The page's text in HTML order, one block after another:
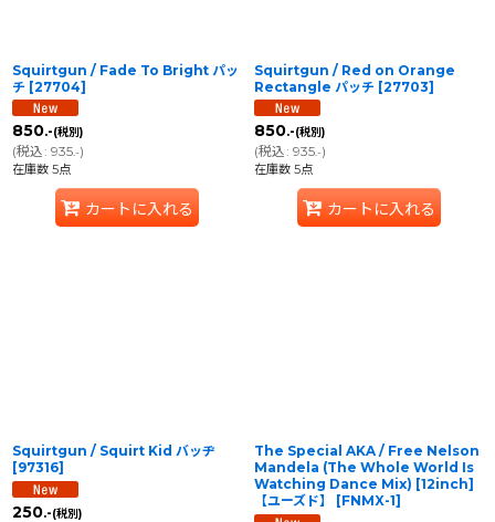
Squirtgun / Fade To Bright パッ
チ [27704]
850.-(税別)
(税込: 935.-)
在庫数 5点
カートに入れる
Squirtgun / Red on Orange
Rectangle パッチ [27703]
850.-(税別)
(税込: 935.-)
在庫数 5点
カートに入れる
Squirtgun / Squirt Kid バッヂ
[97316]
250.-(税別)
The Special AKA / Free Nelson
Mandela (The Whole World Is
Watching Dance Mix) [12inch]
【ユーズド】
[FNMX-1]